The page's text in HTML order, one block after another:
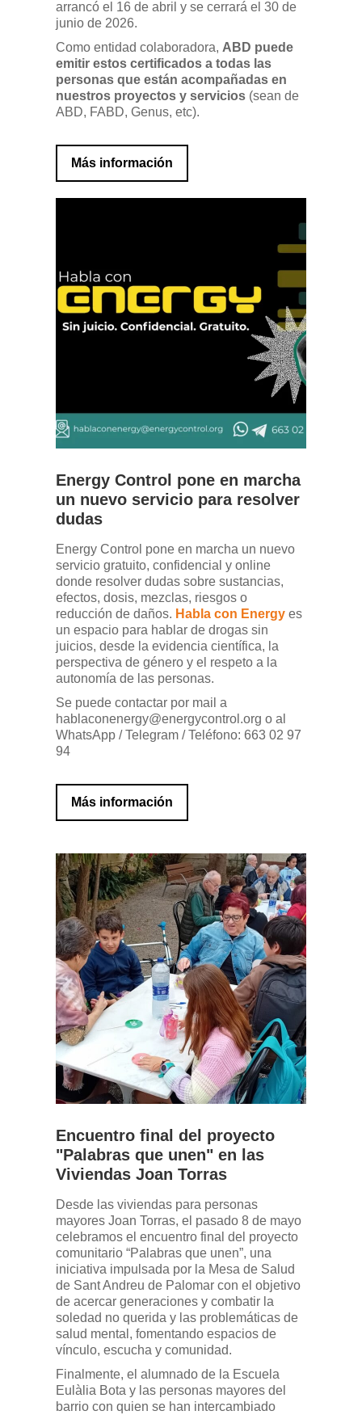
arrancó el 16 de abril y se cerrará el 30 de
junio de 2026.
Como entidad colaboradora, ABD puede
emitir estos certificados a todas las
personas que están acompañadas en
nuestros proyectos y servicios (sean de
ABD, FABD, Genus, etc).
Más información
Energy Control pone en marcha
un nuevo servicio para resolver
dudas
Energy Control pone en marcha un nuevo
servicio gratuito, confidencial y online
donde resolver dudas sobre sustancias,
efectos, dosis, mezclas, riesgos o
reducción de daños. Habla con Energy es
un espacio para hablar de drogas sin
juicios, desde la evidencia científica, la
perspectiva de género y el respeto a la
autonomía de las personas.
Se puede contactar por mail a
hablaconenergy@energycontrol.org o al
WhatsApp / Telegram / Teléfono: 663 02 97
94
Más información
Encuentro final del proyecto
"Palabras que unen" en las
Viviendas Joan Torras
Desde las viviendas para personas
mayores Joan Torras, el pasado 8 de mayo
celebramos el encuentro final del proyecto
comunitario “Palabras que unen”, una
iniciativa impulsada por la Mesa de Salud
de Sant Andreu de Palomar con el objetivo
de acercar generaciones y combatir la
soledad no querida y las problemáticas de
salud mental, fomentando espacios de
vínculo, escucha y comunidad.
Finalmente, el alumnado de la Escuela
Eulàlia Bota y las personas mayores del
barrio con quien se han intercambiado